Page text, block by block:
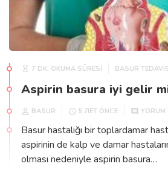
7 DK. OKUMA SÜRESİ BASUR
Aspirin basura iyi gelir
BASUR 5 ЛЕТ ÖNCE YORUM
Basur hastalığı bir toplardamar
aspirinin de kalp ve damar
olması nedeniyle aspirin basura…